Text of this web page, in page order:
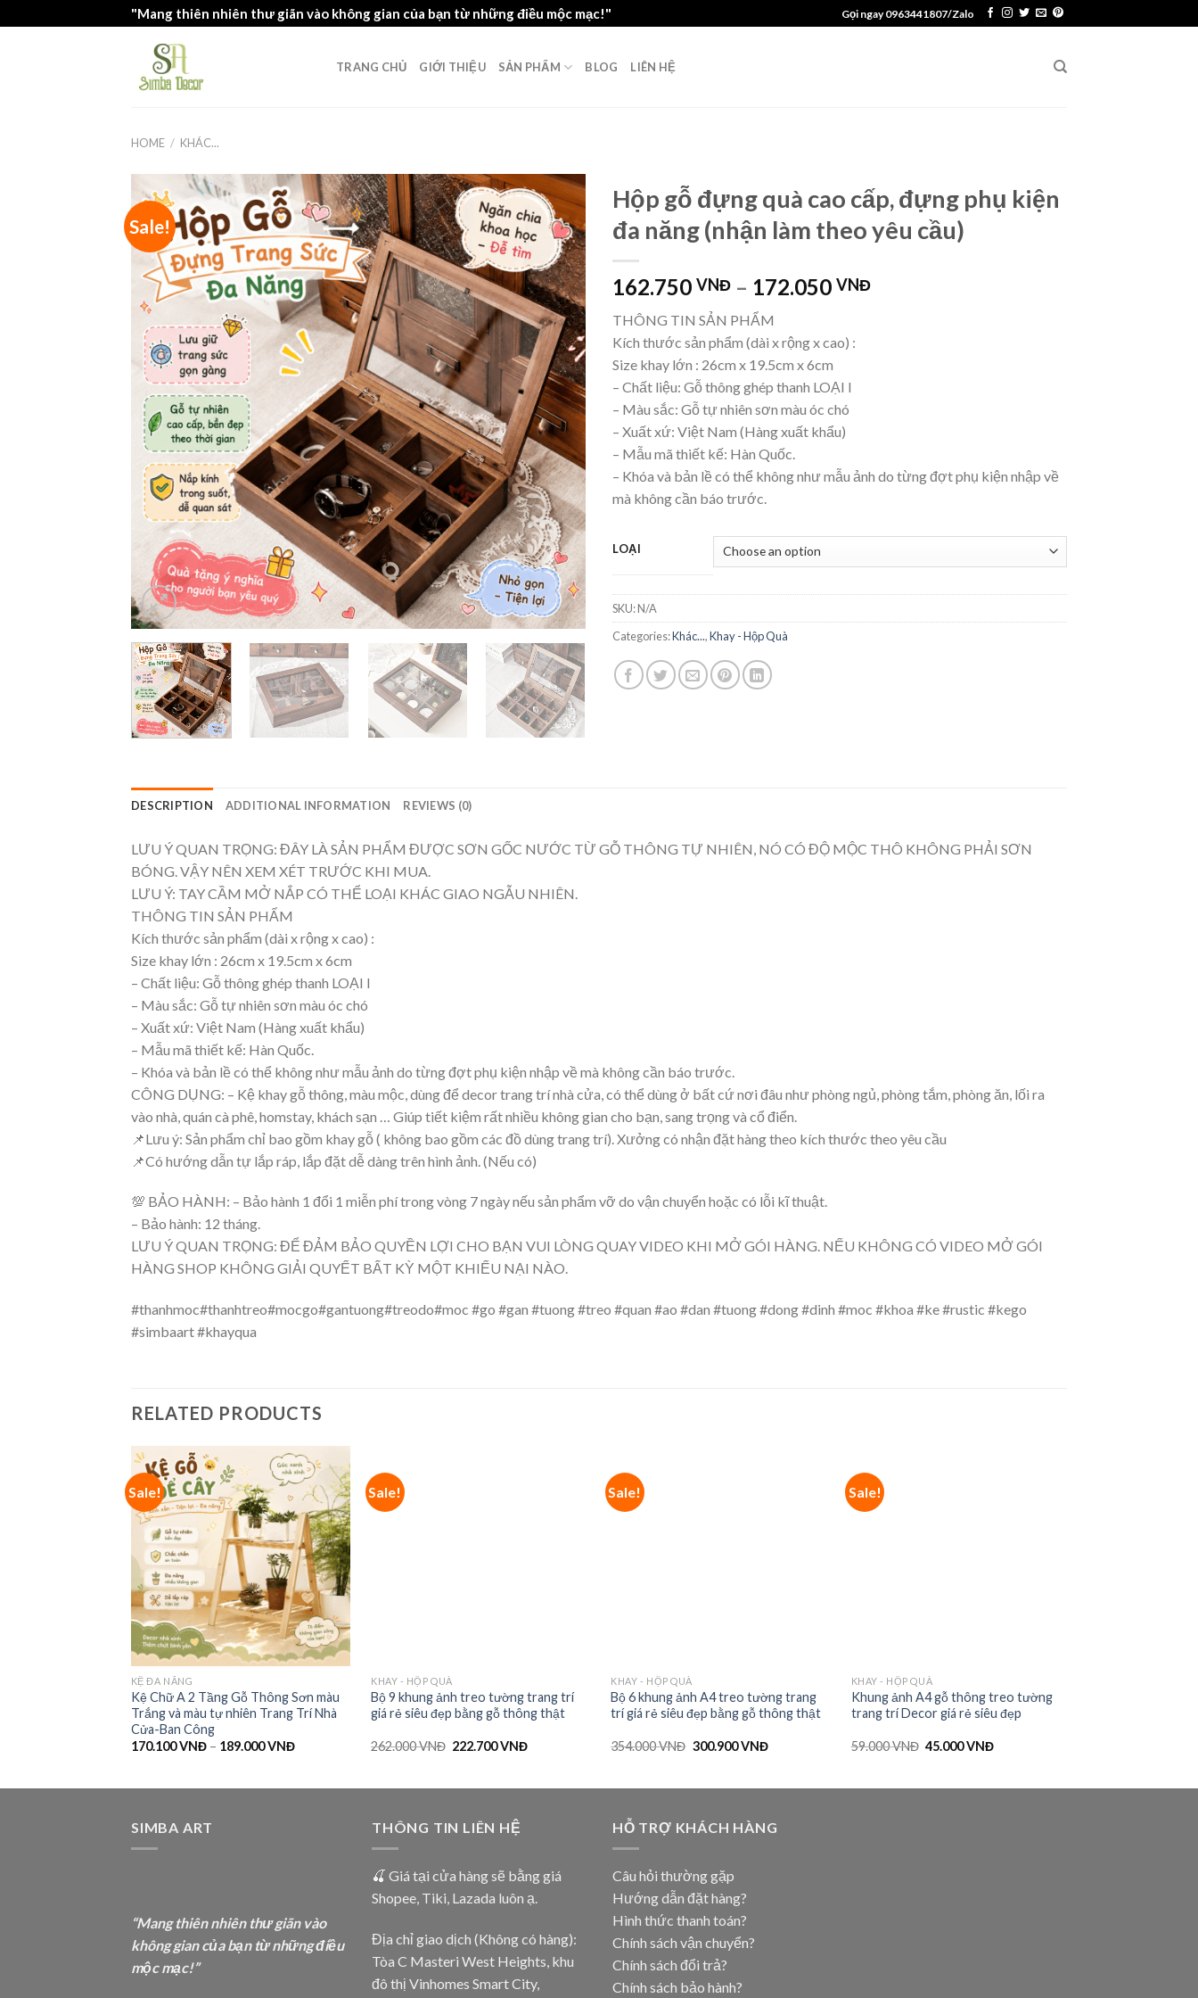
to
"Mang thiên nhiên thư giãn vào không gian của bạn từ những điều mộc mạc!" Gọi ngay 0963441807/Zalo
TRANG CHỦ GIỚI THIỆU SẢN PHẨM BLOG LIÊN HỆ
HOME / KHÁC...
Sale!
Hộp gỗ đựng quà cao cấp, đựng phụ kiện
đa năng (nhận làm theo yêu cầu)
162.750 VNĐ – 172.050 VNĐ
THÔNG TIN SẢN PHẨM
Kích thước sản phẩm (dài x rộng x cao) :
Size khay lớn : 26cm x 19.5cm x 6cm
– Chất liệu: Gỗ thông ghép thanh LOẠI I
– Màu sắc: Gỗ tự nhiên sơn màu óc chó
– Xuất xứ: Việt Nam (Hàng xuất khẩu)
– Mẫu mã thiết kế: Hàn Quốc.
– Khóa và bản lề có thể không như mẫu ảnh do từng đợt phụ kiện nhập về
mà không cần báo trước.
LOẠI
SKU:N/A
Categories:Khác...,Khay - Hộp Quà
DESCRIPTION ADDITIONAL INFORMATION REVIEWS (0)
LƯU Ý QUAN TRỌNG: ĐÂY LÀ SẢN PHẨM ĐƯỢC SƠN GỐC NƯỚC TỪ GỖ THÔNG TỰ NHIÊN, NÓ CÓ ĐỘ MỘC THÔ KHÔNG PHẢI SƠN
BÓNG. VẬY NÊN XEM XÉT TRƯỚC KHI MUA.
LƯU Ý: TAY CẦM MỞ NẮP CÓ THỂ LOẠI KHÁC GIAO NGẪU NHIÊN.
THÔNG TIN SẢN PHẨM
Kích thước sản phẩm (dài x rộng x cao) :
Size khay lớn : 26cm x 19.5cm x 6cm
– Chất liệu: Gỗ thông ghép thanh LOẠI I
– Màu sắc: Gỗ tự nhiên sơn màu óc chó
– Xuất xứ: Việt Nam (Hàng xuất khẩu)
– Mẫu mã thiết kế: Hàn Quốc.
– Khóa và bản lề có thể không như mẫu ảnh do từng đợt phụ kiện nhập về mà không cần báo trước.
CÔNG DỤNG: – Kệ khay gỗ thông, màu mộc, dùng để decor trang trí nhà cửa, có thể dùng ở bất cứ nơi đâu như phòng ngủ, phòng tắm, phòng ăn, lối ra
vào nhà, quán cà phê, homstay, khách sạn … Giúp tiết kiệm rất nhiều không gian cho bạn, sang trọng và cổ điển.
📌Lưu ý: Sản phẩm chỉ bao gồm khay gỗ ( không bao gồm các đồ dùng trang trí). Xưởng có nhận đặt hàng theo kích thước theo yêu cầu
📌Có hướng dẫn tự lắp ráp, lắp đặt dễ dàng trên hình ảnh. (Nếu có)
💯 BẢO HÀNH: – Bảo hành 1 đổi 1 miễn phí trong vòng 7 ngày nếu sản phẩm vỡ do vận chuyển hoặc có lỗi kĩ thuật.
– Bảo hành: 12 tháng.
LƯU Ý QUAN TRỌNG: ĐỂ ĐẢM BẢO QUYỀN LỢI CHO BẠN VUI LÒNG QUAY VIDEO KHI MỞ GÓI HÀNG. NẾU KHÔNG CÓ VIDEO MỞ GÓI
HÀNG SHOP KHÔNG GIẢI QUYẾT BẤT KỲ MỘT KHIẾU NẠI NÀO.
#thanhmoc#thanhtreo#mocgo#gantuong#treodo#moc #go #gan #tuong #treo #quan #ao #dan #tuong #dong #dinh #moc #khoa #ke #rustic #kego
#simbaart #khayqua
RELATED PRODUCTS
Sale!
KỆ ĐA NĂNG
Kệ Chữ A 2 Tầng Gỗ Thông Sơn màu
Trắng và màu tự nhiên Trang Trí Nhà
Cửa-Ban Công
170.100VNĐ– 189.000VNĐ
Sale!
KHAY - HỘP QUÀ
Bộ 9 khung ảnh treo tường trang trí
giá rẻ siêu đẹp bằng gỗ thông thật
262.000VNĐ 222.700VNĐ
Sale!
KHAY - HỘP QUÀ
Bộ 6 khung ảnh A4 treo tường trang
trí giá rẻ siêu đẹp bằng gỗ thông thật
354.000VNĐ 300.900VNĐ
Sale!
KHAY - HỘP QUÀ
Khung ảnh A4 gỗ thông treo tường
trang trí Decor giá rẻ siêu đẹp
59.000VNĐ 45.000VNĐ
SIMBA ART
“Mang thiên nhiên thư giãn vào
không gian của bạn từ những điều
mộc mạc!”
THÔNG TIN LIÊN HỆ
🍒 Giá tại cửa hàng sẽ bằng giá
Shopee, Tiki, Lazada luôn ạ.
Địa chỉ giao dịch (Không có hàng):
Tòa C Masteri West Heights, khu
đô thị Vinhomes Smart City,
HỖ TRỢ KHÁCH HÀNG
Câu hỏi thường gặp
Hướng dẫn đặt hàng?
Hình thức thanh toán?
Chính sách vận chuyển?
Chính sách đổi trả?
Chính sách bảo hành?